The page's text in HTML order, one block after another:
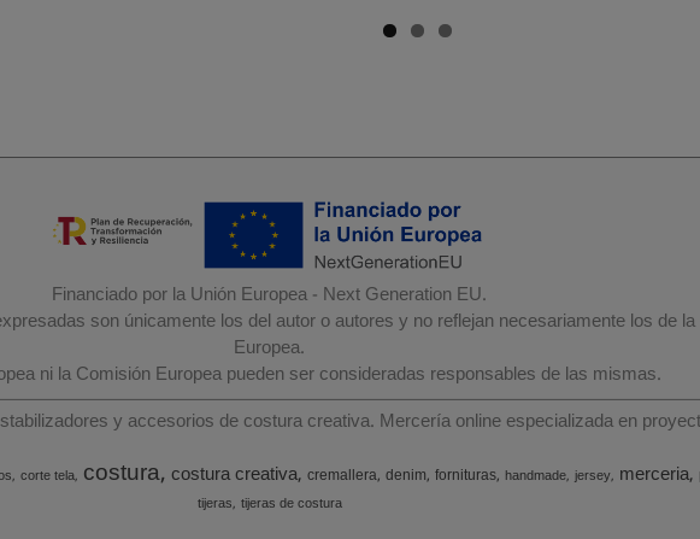
Financiado por la Unión Europea - Next Generation EU.
son únicamente los del autor o autores y no reflejan necesariamente los de
Europea.
ni la Comisión Europea pueden ser consideradas responsables de las mismas.
y accesorios de costura creativa. Mercería online especializada en
corte tela costura costura creativa cremallera denim fornituras handmade jersey merceria
tijeras tijeras de costura